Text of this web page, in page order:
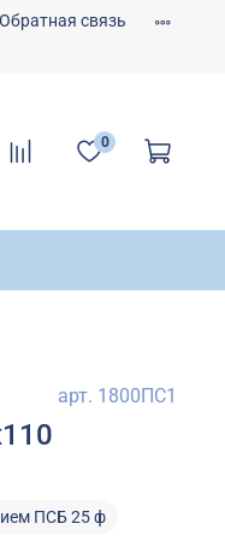
Обратная связь
0
арт. 1800ПС1
ПСБ 25 ф